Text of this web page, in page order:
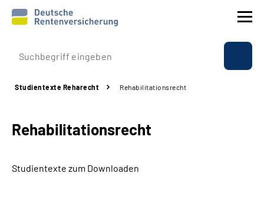
Prävention
Rente
Beratung & Kontakt
Studientexte Reharecht Rehabilitationsrecht
Rehabilitationsrecht
Studientexte zum Downloaden